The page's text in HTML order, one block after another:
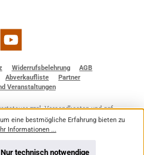
YouTube
Widerrufsbelehrung
AGB
Abverkaufliste
Partner
Veranstaltungen
zzgl.Versandkostenund ggf.
nicht anders angegeben.
vorbehalten. Theme by
eine bestmögliche Erfahrung bieten zu
Informationen ...
Nur technisch notwendige